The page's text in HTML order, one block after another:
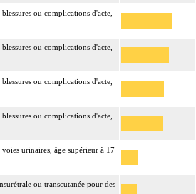
ou complications d'acte,
ou complications d'acte,
ou complications d'acte,
ou complications d'acte,
urinaires, âge supérieur à 17
ou transcutanée pour des